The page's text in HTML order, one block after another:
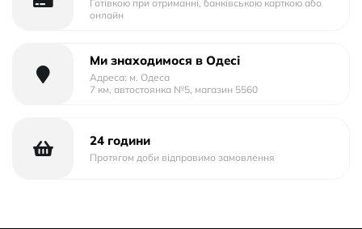
Готівкою при отриманні, банківською карткою або
онлайн
Ми знаходимося в Одесі
Адреса: м. Одеса
7 км, автостоянка №5, магазин 5560
24 години
Протягом доби відправимо замовлення